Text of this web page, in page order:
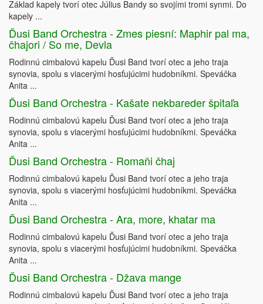
Základ kapely tvorí otec Július Bandy so svojími tromi synmi. Do
kapely ...
Ďusi Band Orchestra - Zmes piesní: Maphir pal ma,
čhajori / So me, Devla
Rodinnú cimbalovú kapelu Ďusi Band tvorí otec a jeho traja
synovia, spolu s viacerými hosťujúcimi hudobníkmi. Speváčka
Anita ...
Ďusi Band Orchestra - Kašate nekbareder špitaľa
Rodinnú cimbalovú kapelu Ďusi Band tvorí otec a jeho traja
synovia, spolu s viacerými hosťujúcimi hudobníkmi. Speváčka
Anita ...
Ďusi Band Orchestra - Romaňi čhaj
Rodinnú cimbalovú kapelu Ďusi Band tvorí otec a jeho traja
synovia, spolu s viacerými hosťujúcimi hudobníkmi. Speváčka
Anita ...
Ďusi Band Orchestra - Ara, more, khatar ma
Rodinnú cimbalovú kapelu Ďusi Band tvorí otec a jeho traja
synovia, spolu s viacerými hosťujúcimi hudobníkmi. Speváčka
Anita ...
Ďusi Band Orchestra - Džava mange
Rodinnú cimbalovú kapelu Ďusi Band tvorí otec a jeho traja